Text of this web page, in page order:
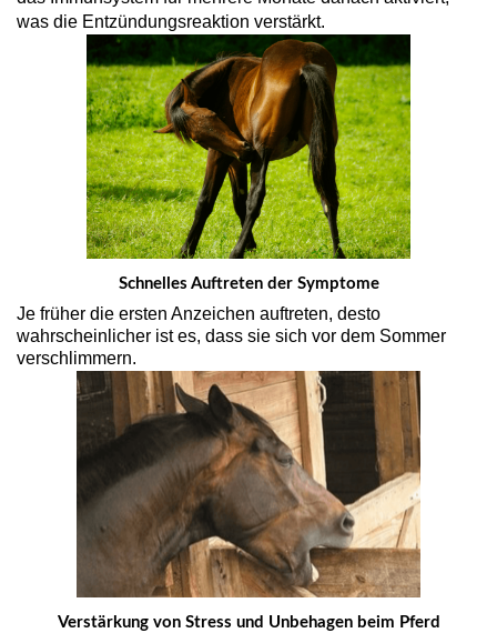
was die Entzündungsreaktion verstärkt.
Schnelles Auftreten der Symptome
Je früher die ersten Anzeichen auftreten, desto
wahrscheinlicher ist es, dass sie sich vor dem Sommer
verschlimmern.
Verstärkung von Stress und Unbehagen beim Pferd